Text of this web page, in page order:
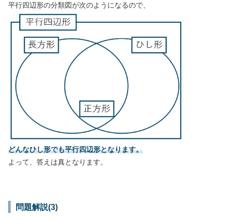
平行四辺形の分類図が次のようになるので、
どんなひし形でも平行四辺形となります。
よって、答えは真となります。
問題解説(3)